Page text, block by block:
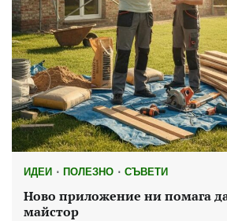
ИДЕИ ПОЛЕЗНО СЪВЕТИ
Ново приложение ни помага
майстор